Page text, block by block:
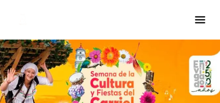
Inicio Real FM
Streaming
En Vivo